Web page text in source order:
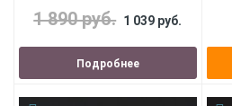
1 890 руб. 1 039 руб.
Подробнее